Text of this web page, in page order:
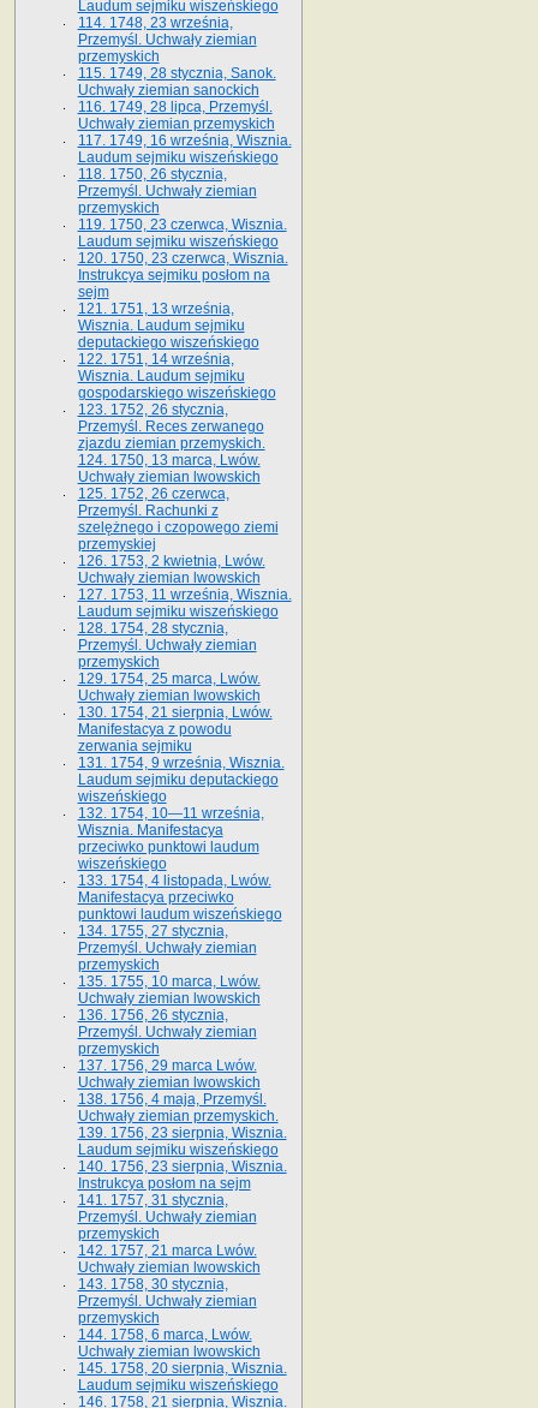
Laudum sejmiku wiszeńskiego
114. 1748, 23 września,
Przemyśl. Uchwały ziemian
przemyskich
115. 1749, 28 stycznia, Sanok.
Uchwały ziemian sanockich
116. 1749, 28 lipca, Przemyśl.
Uchwały ziemian przemyskich
117. 1749, 16 września, Wisznia.
Laudum sejmiku wiszeńskiego
118. 1750, 26 stycznia,
Przemyśl. Uchwały ziemian
przemyskich
119. 1750, 23 czerwca, Wisznia.
Laudum sejmiku wiszeńskiego
120. 1750, 23 czerwca, Wisznia.
Instrukcya sejmiku posłom na
sejm
121. 1751, 13 września,
Wisznia. Laudum sejmiku
deputackiego wiszeńskiego
122. 1751, 14 września,
Wisznia. Laudum sejmiku
gospodarskiego wiszeńskiego
123. 1752, 26 stycznia,
Przemyśl. Reces zerwanego
zjazdu ziemian przemyskich.
124. 1750, 13 marca, Lwów.
Uchwały ziemian lwowskich
125. 1752, 26 czerwca,
Przemyśl. Rachunki z
szelężnego i czopowego ziemi
przemyskiej
126. 1753, 2 kwietnia, Lwów.
Uchwały ziemian lwowskich
127. 1753, 11 września, Wisznia.
Laudum sejmiku wiszeńskiego
128. 1754, 28 stycznia,
Przemyśl. Uchwały ziemian
przemyskich
129. 1754, 25 marca, Lwów.
Uchwały ziemian lwowskich
130. 1754, 21 sierpnia, Lwów.
Manifestacya z powodu
zerwania sejmiku
131. 1754, 9 września, Wisznia.
Laudum sejmiku deputackiego
wiszeńskiego
132. 1754, 10—11 września,
Wisznia. Manifestacya
przeciwko punktowi laudum
wiszeńskiego
133. 1754, 4 listopada, Lwów.
Manifestacya przeciwko
punktowi laudum wiszeńskiego
134. 1755, 27 stycznia,
Przemyśl. Uchwały ziemian
przemyskich
135. 1755, 10 marca, Lwów.
Uchwały ziemian lwowskich
136. 1756, 26 stycznia,
Przemyśl. Uchwały ziemian
przemyskich
137. 1756, 29 marca Lwów.
Uchwały ziemian lwowskich
138. 1756, 4 maja, Przemyśl.
Uchwały ziemian przemyskich.
139. 1756, 23 sierpnia, Wisznia.
Laudum sejmiku wiszeńskiego
140. 1756, 23 sierpnia, Wisznia.
Instrukcya posłom na sejm
141. 1757, 31 stycznia,
Przemyśl. Uchwały ziemian
przemyskich
142. 1757, 21 marca Lwów.
Uchwały ziemian lwowskich
143. 1758, 30 stycznia,
Przemyśl. Uchwały ziemian
przemyskich
144. 1758, 6 marca, Lwów.
Uchwały ziemian lwowskich
145. 1758, 20 sierpnia, Wisznia.
Laudum sejmiku wiszeńskiego
146. 1758, 21 sierpnia, Wisznia.